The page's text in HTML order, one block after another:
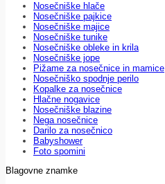
Nosečniške hlače
Nosečniške pajkice
Nosečniške majice
Nosečniške tunike
Nosečniške obleke in krila
Nosečniške jope
Pižame za nosečnice in mamice
Nosečniško spodnje perilo
Kopalke za nosečnice
Hlačne nogavice
Nosečniške blazine
Nega nosečnice
Darilo za nosečnico
Babyshower
Foto spomini
Blagovne znamke